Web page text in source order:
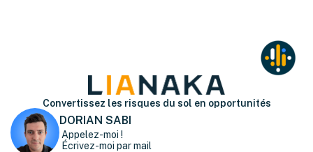
Convertissez les risques du sol en opportunités
DORIAN SABI
Appelez-moi !
Écrivez-moi par mail